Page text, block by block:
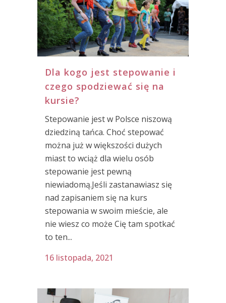
Dla kogo jest stepowanie i
czego spodziewać się na
kursie?
Stepowanie jest w Polsce niszową
dziedziną tańca. Choć stepować
można już w większości dużych
miast to wciąż dla wielu osób
stepowanie jest pewną
niewiadomą.Jeśli zastanawiasz się
nad zapisaniem się na kurs
stepowania w swoim mieście, ale
nie wiesz co może Cię tam spotkać
to ten...
16 listopada, 2021